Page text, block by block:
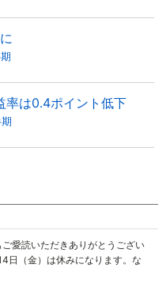
率は0.4ポイント低下
愛読いただきありがとうござい
日（金）は休みになります。な